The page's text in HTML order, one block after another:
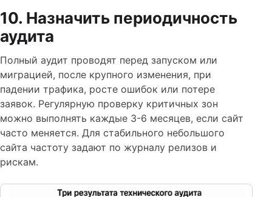
10. Назначить периодичность
аудита
Полный аудит проводят перед запуском или
миграцией, после крупного изменения, при
падении трафика, росте ошибок или потере
заявок. Регулярную проверку критичных зон
можно выполнять каждые 3-6 месяцев, если сайт
часто меняется. Для стабильного небольшого
сайта частоту задают по журналу релизов и
рискам.